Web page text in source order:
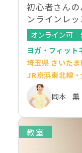
初心者さん
ンラインレッ
オンライン可
ヨガ・フィット
埼玉県 さいたま
JR京浜東北線
岡本 薫
教室